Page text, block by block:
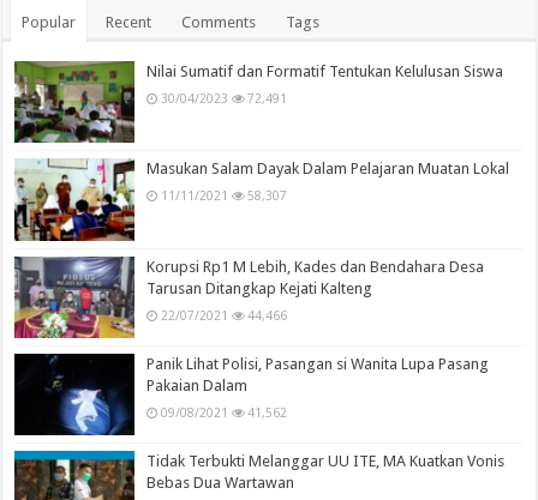
Popular Recent Comments Tags
Nilai Sumatif dan Formatif Tentukan Kelulusan Siswa
30/04/2023 72,491
Masukan Salam Dayak Dalam Pelajaran Muatan Lokal
11/11/2021 58,307
Korupsi Rp1 M Lebih, Kades dan Bendahara Desa
Tarusan Ditangkap Kejati Kalteng
22/07/2021 44,466
Panik Lihat Polisi, Pasangan si Wanita Lupa Pasang
Pakaian Dalam
09/08/2021 41,562
Tidak Terbukti Melanggar UU ITE, MA Kuatkan Vonis
Bebas Dua Wartawan